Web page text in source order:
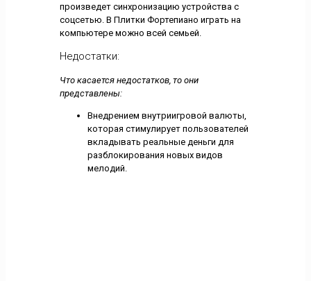
произведет синхронизацию устройства с
соцсетью. В Плитки Фортепиано играть на
компьютере можно всей семьей.
Недостатки:
Что касается недостатков, то они
представлены:
Внедрением внутриигровой валюты,
которая стимулирует пользователей
вкладывать реальные деньги для
разблокирования новых видов
мелодий.